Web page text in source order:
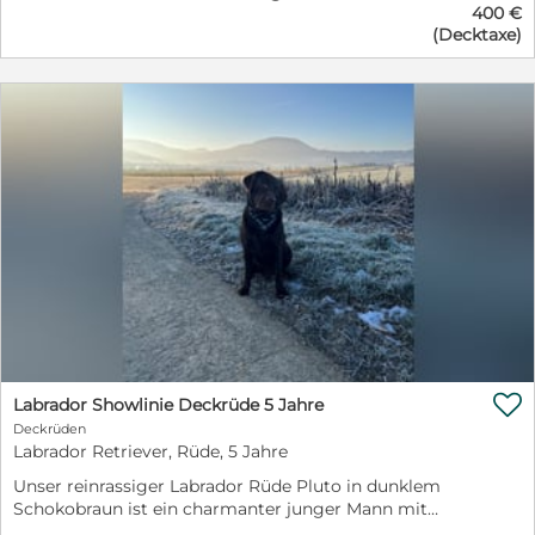
400 €
(Decktaxe)
Labrador Showlinie Deckrüde 5 Jahre
Deckrüden
Labrador Retriever, Rüde, 5 Jahre
Unser reinrassiger Labrador Rüde Pluto in dunklem
Schokobraun ist ein charmanter junger Mann mit
